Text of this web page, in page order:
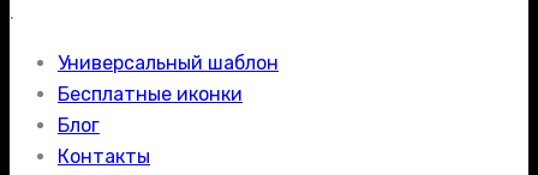
.
Универсальный шаблон
Бесплатные иконки
Блог
Контакты